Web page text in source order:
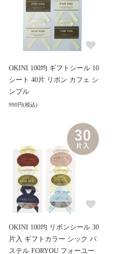
OKINI 100均 ギフトシール 10
シート 40片 リボン カフェ シ
ンプル
990円(税込)
OKINI 100均 リボンシール 30
片入 ギフトカラー シック パ
ステル FORYOU フォーユー